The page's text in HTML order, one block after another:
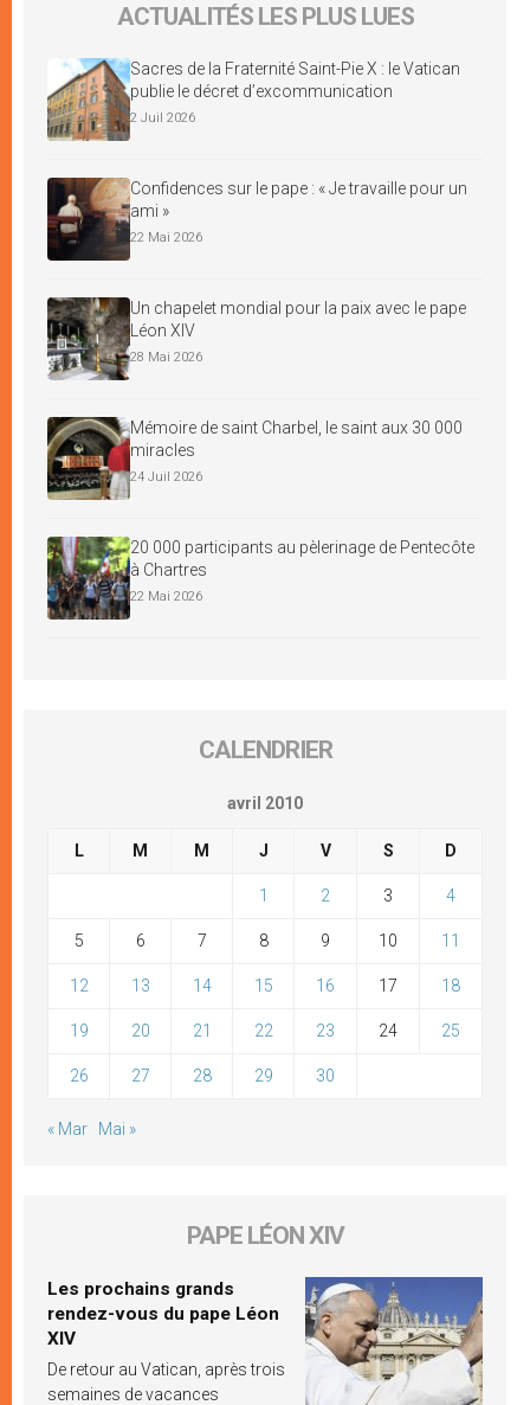
ACTUALITÉS LES PLUS LUES
Sacres de la Fraternité Saint-Pie X : le Vatican
publie le décret d’excommunication
2 Juil 2026
Confidences sur le pape : « Je travaille pour un
ami »
22 Mai 2026
Un chapelet mondial pour la paix avec le pape
Léon XIV
28 Mai 2026
Mémoire de saint Charbel, le saint aux 30 000
miracles
24 Juil 2026
20 000 participants au pèlerinage de Pentecôte
à Chartres
22 Mai 2026
CALENDRIER
avril 2010
L M M J V S D
1 2 3 4
5 6 7 8 9 10 11
12 13 14 15 16 17 18
19 20 21 22 23 24 25
26 27 28 29 30
« Mar Mai »
PAPE LÉON XIV
Les prochains grands
rendez-vous du pape Léon
XIV
De retour au Vatican, après trois
semaines de vacances